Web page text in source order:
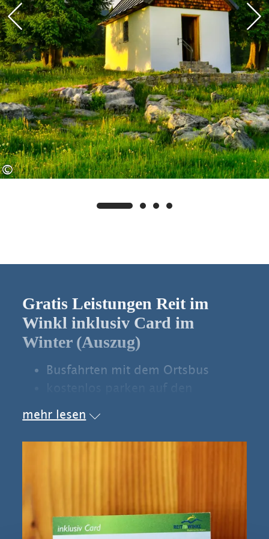
Day Spa im Gut Steinbach (nur mit
Anmeldung in Rücksprache mit
Ihrem Vermieter)
©
Gratis Leistungen Reit im
Winkl inklusiv Card im
Winter (Auszug)
Busfahrten mit dem Ortsbus
(Tourist Information,
Weitseestraße, Am Hauchen,
gewalzten Winterwanderwege
Eintritt ins Skimuseum (derzeit
mehr lesen